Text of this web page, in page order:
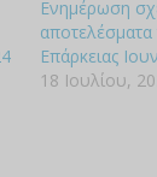
Ενημέρωση
Επάρκειας
18 Ιουλίου,